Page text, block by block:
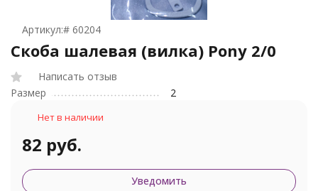
Артикул:# 60204
Скоба шалевая (вилка) Pony 2/0
Написать отзыв
Размер
2
Нет в наличии
82 руб.
Уведомить